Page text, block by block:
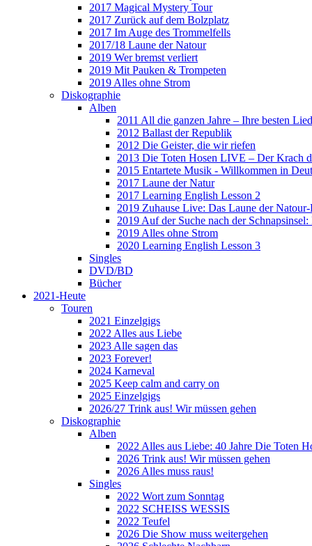
2017 Magical Mystery Tour
2017 Zurück auf dem Bolzplatz
2017 Im Auge des Trommelfells
2017/18 Laune der Natour
2019 Wer bremst verliert
2019 Mit Pauken & Trompeten
2019 Alles ohne Strom
Diskographie
Alben
2011 All die ganzen Jahre – Ihre besten
2012 Ballast der Republik
2012 Die Geister, die wir riefen
2013 Die Toten Hosen LIVE – Der Krach
2015 Entartete Musik - Willkommen in
2017 Laune der Natur
2017 Learning English Lesson 2
2019 Zuhause Live: Das Laune der
2019 Auf der Suche nach der
2019 Alles ohne Strom
2020 Learning English Lesson 3
Singles
DVD/BD
Bücher
2021-Heute
Touren
2021 Einzelgigs
2022 Alles aus Liebe
2023 Alle sagen das
2023 Forever!
2024 Karneval
2025 Keep calm and carry on
2025 Einzelgigs
2026/27 Trink aus! Wir müssen gehen
Diskographie
Alben
2022 Alles aus Liebe: 40 Jahre Die Toten
2026 Trink aus! Wir müssen gehen
2026 Alles muss raus!
Singles
2022 Wort zum Sonntag
2022 SCHEISS WESSIS
2022 Teufel
2026 Die Show muss weitergehen